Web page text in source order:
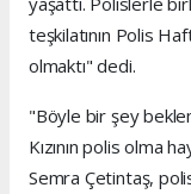
teşkilatının Polis
olmaktı" dedi.
"Böyle bir şey
Kızının polis olma
Semra Çetintaş,